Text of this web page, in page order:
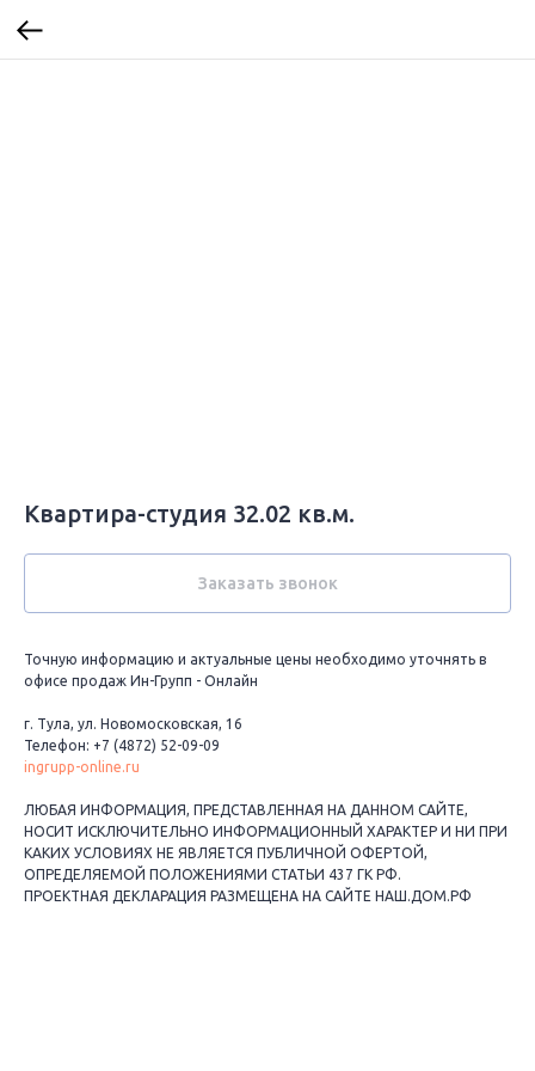
Квартира-студия 32.02 кв.м.
Заказать звонок
Точную информацию и актуальные цены необходимо уточнять в
офисе продаж Ин-Групп - Онлайн
г. Тула, ул. Новомосковская, 16
Телефон: +7 (4872) 52-09-09
ingrupp-online.ru
ЛЮБАЯ ИНФОРМАЦИЯ, ПРЕДСТАВЛЕННАЯ НА ДАННОМ САЙТЕ,
НОСИТ ИСКЛЮЧИТЕЛЬНО ИНФОРМАЦИОННЫЙ ХАРАКТЕР И НИ ПРИ
КАКИХ УСЛОВИЯХ НЕ ЯВЛЯЕТСЯ ПУБЛИЧНОЙ ОФЕРТОЙ,
ОПРЕДЕЛЯЕМОЙ ПОЛОЖЕНИЯМИ СТАТЬИ 437 ГК РФ.
ПРОЕКТНАЯ ДЕКЛАРАЦИЯ РАЗМЕЩЕНА НА САЙТЕ НАШ.ДОМ.РФ